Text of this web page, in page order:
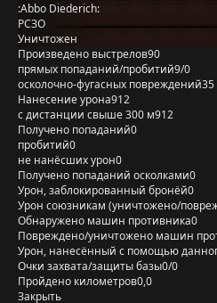
:Abbo Diederich:
РСЗО
Уничтожен
Произведено выстрелов90
прямых попаданий/пробитий9/0
осколочно-фугасных повреждений35
Нанесение урона912
с дистанции свыше 300 м912
Получено попаданий0
пробитий0
не нанёсших урон0
Получено попаданий осколками0
Урон, заблокированный бронёй0
Урон союзникам (уничтожено/
Обнаружено машин противника0
Повреждено/уничтожено машин
Урон, нанесённый с помощью
Очки захвата/защиты базы0/0
Пройдено километров0,0
Закрыть